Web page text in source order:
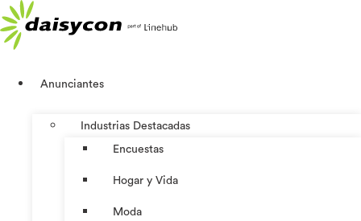
al
contenido
Anunciantes
Industrias Destacadas
Encuestas
Hogar y Vida
Moda